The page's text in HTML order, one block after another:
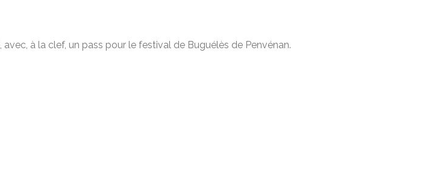
à la clef, un pass pour le festival de Buguélès de Penvénan.